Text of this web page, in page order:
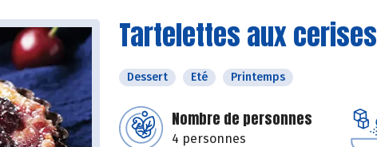
Tartelettes aux cerises
Dessert Eté Printemps
Nombre de personnes
4 personnes